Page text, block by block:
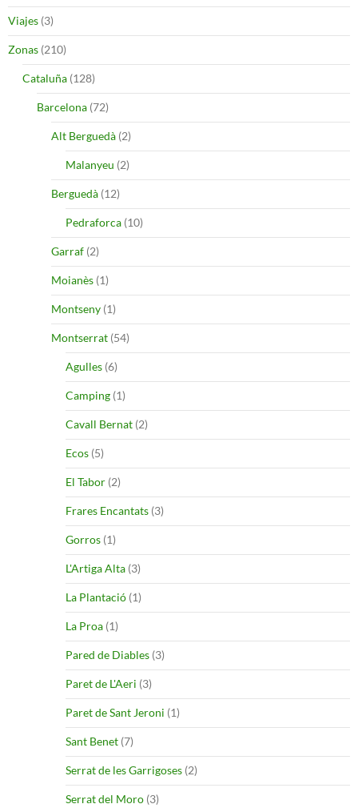
Viajes (3)
Zonas (210)
Cataluña (128)
Barcelona (72)
Alt Berguedà (2)
Malanyeu (2)
Berguedà (12)
Pedraforca (10)
Garraf (2)
Moianès (1)
Montseny (1)
Montserrat (54)
Agulles (6)
Camping (1)
Cavall Bernat (2)
Ecos (5)
El Tabor (2)
Frares Encantats (3)
Gorros (1)
L'Artiga Alta (3)
La Plantació (1)
La Proa (1)
Pared de Diables (3)
Paret de L'Aeri (3)
Paret de Sant Jeroni (1)
Sant Benet (7)
Serrat de les Garrigoses (2)
Serrat del Moro (3)